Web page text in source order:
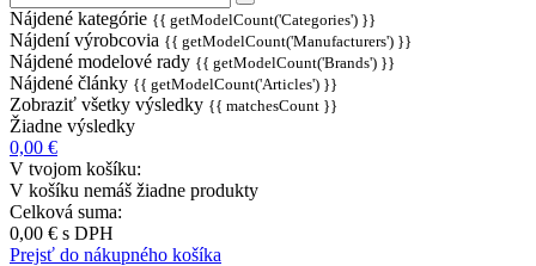
Nájdené kategórie {{ getModelCount('Categories') }}
Nájdení výrobcovia {{ getModelCount('Manufacturers') }}
Nájdené modelové rady {{ getModelCount('Brands') }}
Nájdené články {{ getModelCount('Articles') }}
Zobraziť všetky výsledky {{ matchesCount }}
Žiadne výsledky
0,00 €
V tvojom košíku:
V košíku nemáš žiadne produkty
Celková suma:
0,00 € s DPH
Prejsť do nákupného košíka